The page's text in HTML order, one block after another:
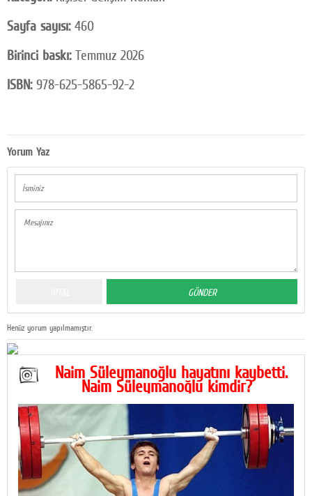
Sayfa sayısı:460
Birinci baskı:Temmuz 2026
ISBN:978-625-5865-92-2
Yorum Yaz
Henüz yorum yapılmamıştır.
Naim Süleymanoğlu hayatını kaybetti.
Naim Süleymanoğlu kimdir?